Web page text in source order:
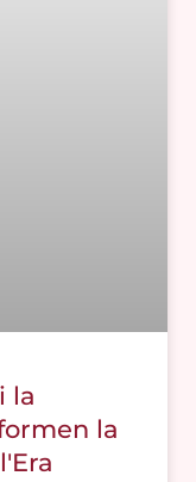
la
la